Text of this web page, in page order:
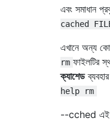
এবং সমাধান
cached
এখানে অন্য
rm ফাইলটির
ক্যাশেড
help rm
--cched এই